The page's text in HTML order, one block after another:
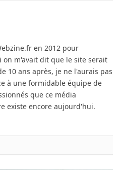
en 2012 pour
on m'avait dit que le site serait
10 ans après, je ne l'aurais pas
à une formidable équipe de
que ce média
existe encore aujourd'hui.